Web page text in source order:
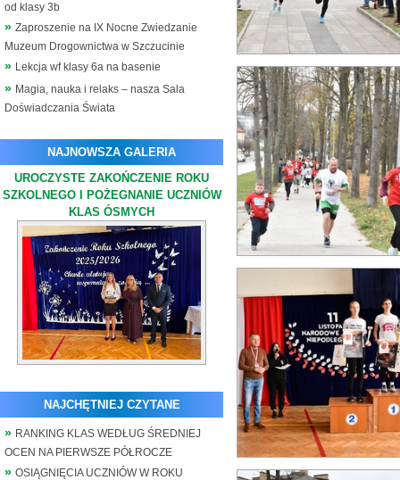
od klasy 3b
Zaproszenie na IX Nocne Zwiedzanie
Muzeum Drogownictwa w Szczucinie
Lekcja wf klasy 6a na basenie
Magia, nauka i relaks – nasza Sala
Doświadczania Świata
NAJNOWSZA GALERIA
UROCZYSTE ZAKOŃCZENIE ROKU
SZKOLNEGO I POŻEGNANIE UCZNIÓW
KLAS ÓSMYCH
NAJCHĘTNIEJ CZYTANE
RANKING KLAS WEDŁUG ŚREDNIEJ
OCEN NA PIERWSZE PÓŁROCZE
OSIĄGNIĘCIA UCZNIÓW W ROKU